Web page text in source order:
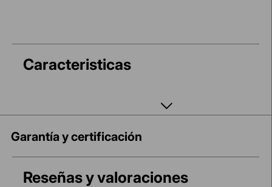
Caracteristicas
Garantía y certificación
Reseñas y valoraciones